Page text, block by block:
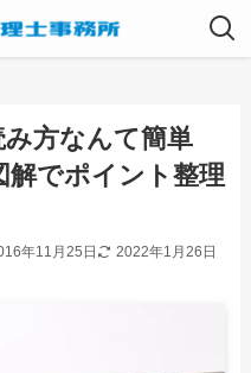
方なんて簡単
解でポイント整理
年11月25日 2022年1月26日